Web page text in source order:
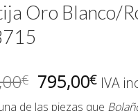
Oro Blanco/
€ El
precio
795,00€El
precio
IVA
de las piezas que